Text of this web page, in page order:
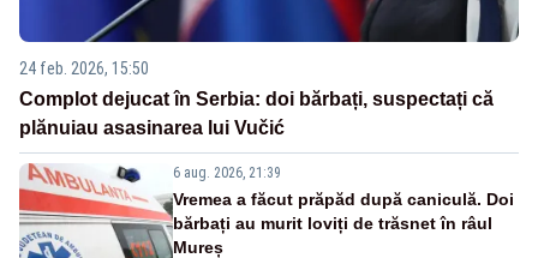
24 feb. 2026, 15:50
Complot dejucat în Serbia: doi bărbați, suspectați că
plănuiau asasinarea lui Vučić
6 aug. 2026, 21:39
Vremea a făcut prăpăd după caniculă. Doi
bărbați au murit loviți de trăsnet în râul
Mureș